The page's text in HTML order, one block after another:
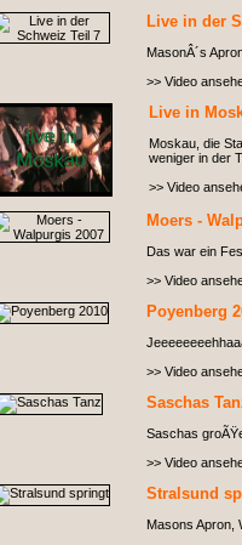
Live in der
MasonÂ´s
>> Video
Live in
Moskau, die
weniger in der
>> Video
Moers -
Das war ein
>> Video
Poyenberg
>> Video
Saschas
Saschas
>> Video
Stralsund
Masons Apron,